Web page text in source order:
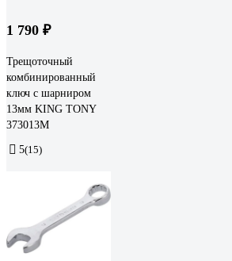
1 790 ₽
Трещоточный
комбинированный
ключ с шарниром
13мм KING TONY
373013M
5(15)